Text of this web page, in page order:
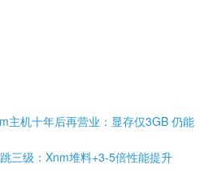
主机十年后再营业：显存仅3GB 仍能
三级：Xnm堆料+3-5倍性能提升